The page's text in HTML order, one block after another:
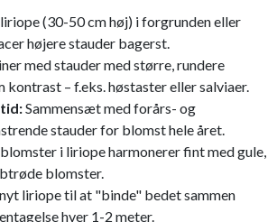
(30-50 cm høj) i forgrunden eller
højere stauder bagerst.
med stauder med større, rundere
kontrast – f.eks. høstaster eller salviaer.
Sammensæt med forårs- og
stauder for blomst hele året.
i liriope harmonerer fint med gule,
blomster.
liriope til at "binde" bedet sammen
hver 1-2 meter.